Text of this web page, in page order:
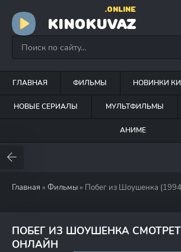
KINOKUVAZ
.ONLINE
ГЛАВНАЯ ФИЛЬМЫ НОВИНКИ
НОВЫЕ СЕРИАЛЫ МУЛЬТФИЛЬМЫ
АНИМЕ
Главная » Фильмы » Побег из Шоушенка
ПОБЕГ ИЗ ШОУШЕНКА
ОНЛАЙН